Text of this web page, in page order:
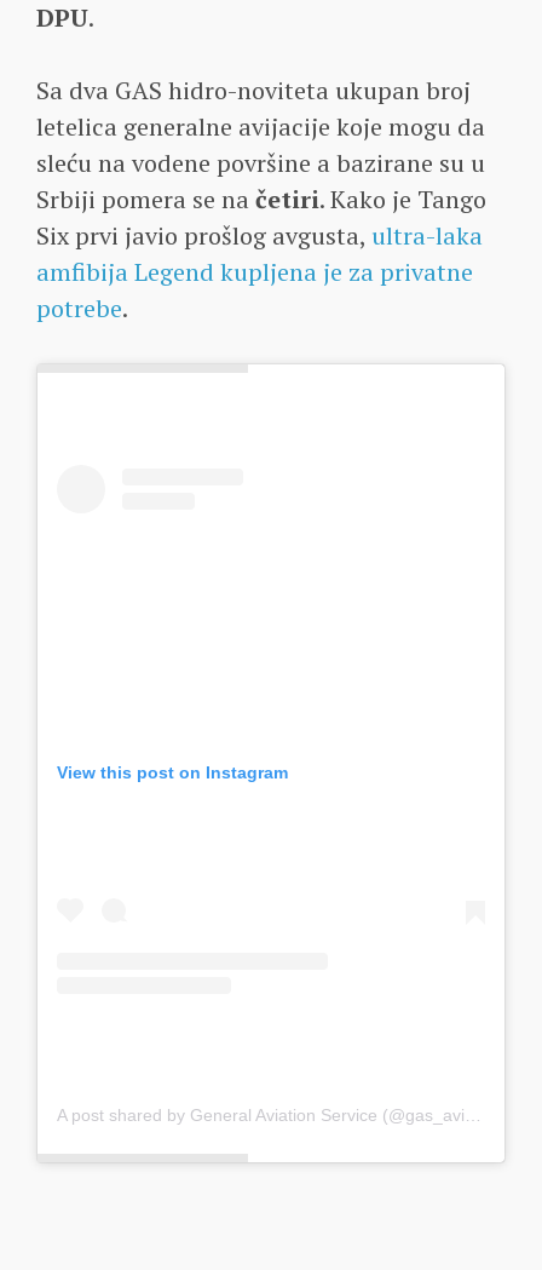
DPU.
Sa dva GAS hidro-noviteta ukupan broj
letelica generalne avijacije koje mogu da
sleću na vodene površine a bazirane su u
Srbiji pomera se na četiri. Kako je Tango
Six prvi javio prošlog avgusta, ultra-laka
amfibija Legend kupljena je za privatne
potrebe.
View this post on Instagram